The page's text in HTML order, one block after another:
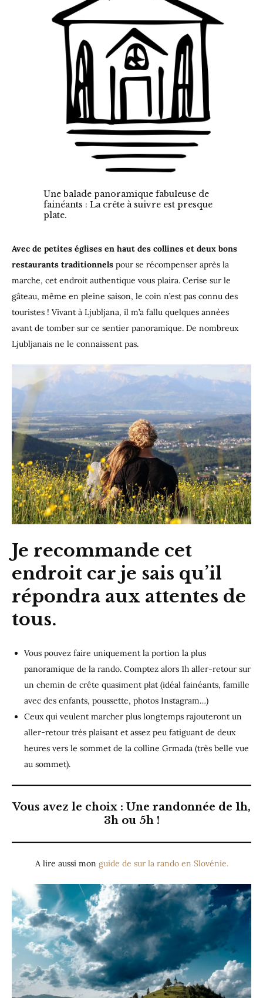
Une balade panoramique fabuleuse de
fainéants : La crête à suivre est presque
plate.
Avec de petites églises en haut des collines et deux bons
restaurants traditionnels pour se récompenser après la
marche, cet endroit authentique vous plaira. Cerise sur le
gâteau, même en pleine saison, le coin n’est pas connu des
touristes ! Vivant à Ljubljana, il m’a fallu quelques années
avant de tomber sur ce sentier panoramique. De nombreux
Ljubljanais ne le connaissent pas.
Je recommande cet
endroit car je sais qu’il
répondra aux attentes de
tous.
Vous pouvez faire uniquement la portion la plus
panoramique de la rando. Comptez alors 1h aller-retour sur
un chemin de crête quasiment plat (idéal fainéants, famille
avec des enfants, poussette, photos Instagram…)
Ceux qui veulent marcher plus longtemps rajouteront un
aller-retour très plaisant et assez peu fatiguant de deux
heures vers le sommet de la colline Grmada (très belle vue
au sommet).
Vous avez le choix : Une randonnée de 1h,
3h ou 5h !
A lire aussi mon guide de sur la rando en Slovénie.